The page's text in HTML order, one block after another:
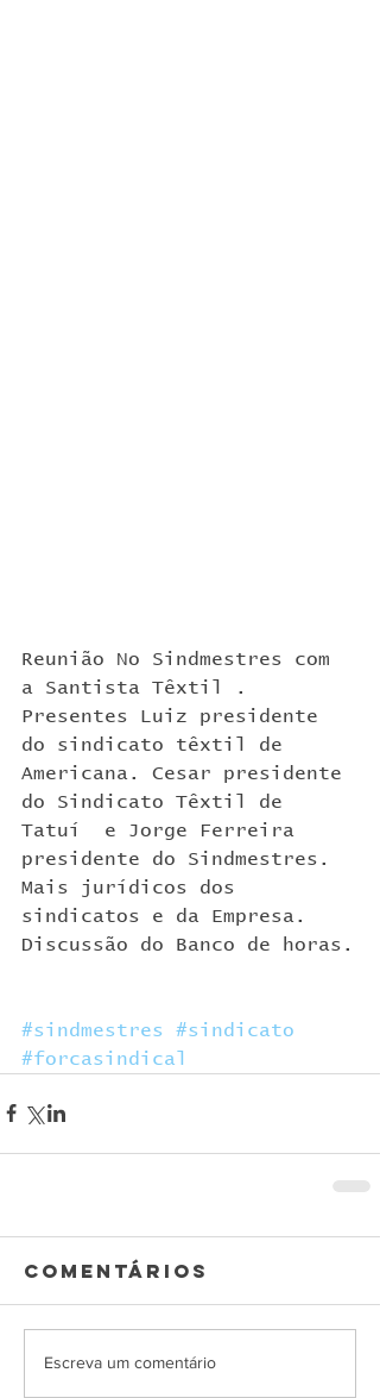
Reunião No Sindmestres com
a Santista Têxtil .
Presentes Luiz presidente
do sindicato têxtil de
Americana. Cesar presidente
do Sindicato Têxtil de
Tatuí  e Jorge Ferreira
presidente do Sindmestres.
Mais jurídicos dos
sindicatos e da Empresa.
Discussão do Banco de horas.
#sindmestres
#sindicato
#forcasindical
Comentários
Escreva um comentário